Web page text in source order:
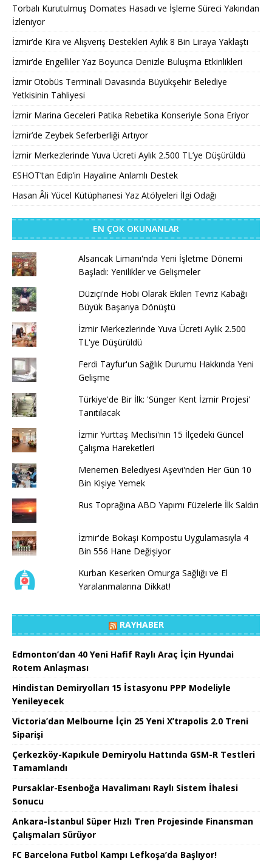
Torbalı Kurutulmuş Domates Hasadı ve İşleme Süreci Yakından
İzleniyor
İzmir’de Kira ve Alışveriş Destekleri Aylık 8 Bin Liraya Yaklaştı
İzmir’de Engelliler Yaz Boyunca Denizle Buluşma Etkinlikleri
İzmir Otobüs Terminali Davasında Büyükşehir Belediye
Yetkisinin Tahliyesi
İzmir Marina Geceleri Patika Rebetika Konseriyle Sona Eriyor
İzmir’de Zeybek Seferberliği Artıyor
İzmir Merkezlerinde Yuva Ücreti Aylık 2.500 TL’ye Düşürüldü
ESHOT’tan Edip’in Hayaline Anlamlı Destek
Hasan Âli Yücel Kütüphanesi Yaz Atölyeleri İlgi Odağı
EN ÇOK OKUNANLAR
Alsancak Limanı'nda Yeni İşletme Dönemi
Başladı: Yenilikler ve Gelişmeler
Düziçi'nde Hobi Olarak Ekilen Tevriz Kabağı
Büyük Başarıya Dönüştü
İzmir Merkezlerinde Yuva Ücreti Aylık 2.500
TL'ye Düşürüldü
Ferdi Tayfur'un Sağlık Durumu Hakkında Yeni
Gelişme
Türkiye'de Bir İlk: 'Sünger Kent İzmir Projesi'
Tanıtılacak
İzmir Yurttaş Meclisi'nin 15 İlçedeki Güncel
Çalışma Hareketleri
Menemen Belediyesi Aşevi'nden Her Gün 10
Bin Kişiye Yemek
Rus Toprağına ABD Yapımı Füzelerle İlk Saldırı
İzmir'de Bokaşi Kompostu Uygulamasıyla 4
Bin 556 Hane Değişiyor
Kurban Keserken Omurga Sağlığı ve El
Yaralanmalarına Dikkat!
RAYHABER
Edmonton’dan 40 Yeni Hafif Raylı Araç İçin Hyundai
Rotem Anlaşması
Hindistan Demiryolları 15 İstasyonu PPP Modeliyle
Yenileyecek
Victoria’dan Melbourne İçin 25 Yeni X’trapolis 2.0 Treni
Siparişi
Çerkezköy-Kapıkule Demiryolu Hattında GSM-R Testleri
Tamamlandı
Pursaklar-Esenboğa Havalimanı Raylı Sistem İhalesi
Sonucu
Ankara-İstanbul Süper Hızlı Tren Projesinde Finansman
Çalışmaları Sürüyor
FC Barcelona Futbol Kampı Lefkoşa’da Başlıyor!